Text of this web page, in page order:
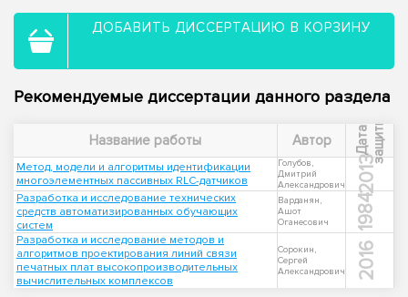
ДОБАВИТЬ ДИССЕРТАЦИЮ В КОРЗИНУ
Рекомендуемые диссертации данного раздела
Название работы Автор Д
а
т
а
з
а
щ
и
т ы
Метод, модели и алгоритмы идентификации
многоэлементных пассивных RLC-датчиков
Голубов,
Дмитрий
Александрович
2013
Разработка и исследование технических
средств автоматизированных обучающих
систем
Варданян,
Ашот
Оганесович
1984
Разработка и исследование методов и
алгоритмов проектирования линий связи
печатных плат высокопроизводительных
вычислительных комплексов
Сорокин,
Сергей
Александрович
2016